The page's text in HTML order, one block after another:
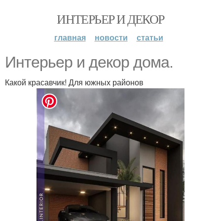
ИНТЕРЬЕР И ДЕКОР
главная новости статьи
Интерьер и декор дома.
Какой красавчик! Для южных районов